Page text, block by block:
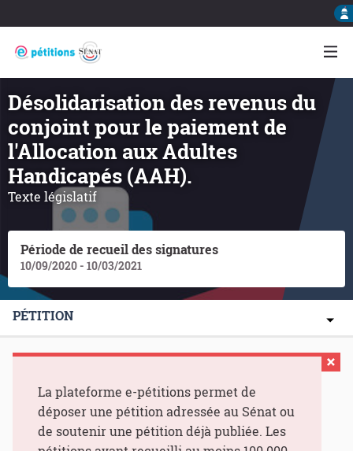
Désolidarisation des revenus du
conjoint pour le paiement de
l'Allocation aux Adultes
Handicapés (AAH).
Texte législatif
Période de recueil des signatures
10/09/2020 - 10/03/2021
PÉTITION
La plateforme e-pétitions permet de
déposer une pétition adressée au Sénat ou
de soutenir une pétition déjà publiée. Les